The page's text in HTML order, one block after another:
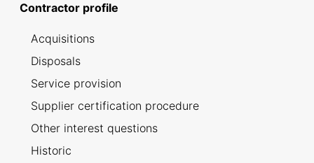
Contractor profile
Acquisitions
Disposals
Service provision
Supplier certification procedure
Other interest questions
Historic